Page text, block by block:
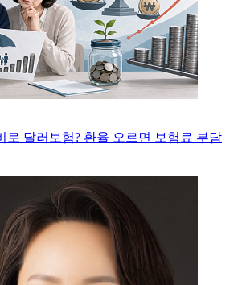
로 달러보험? 환율 오르면 보험료 부담